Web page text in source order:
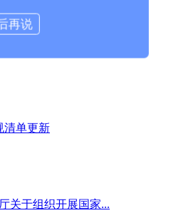
清单更新
关于组织开展国家...
再说